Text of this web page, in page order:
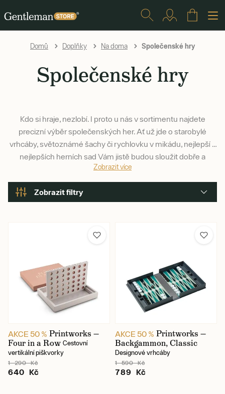
Domů Doplňky Na doma Společenské hry
Společenské hry
Kdo si hraje, nezlobí. I proto u nás v sortimentu najdete
precizní výběr společenských her. Ať už jde o starobylé
vrhcáby, světoznámé šachy či rychlovku v mikádu, nejlepší z
nejlepších herních sad Vám jistě budou sloužit dobře a
dlouho.
Zobrazit více
Zobrazit filtry
Typ hry
AKCE 50 % Printworks —
Four in a Row Cestovní
vertikální piškvorky
1 290 Kč
640 Kč
AKCE 50 % Printworks —
Backgammon, Classic
Designové vrhcáby
1 590 Kč
789 Kč